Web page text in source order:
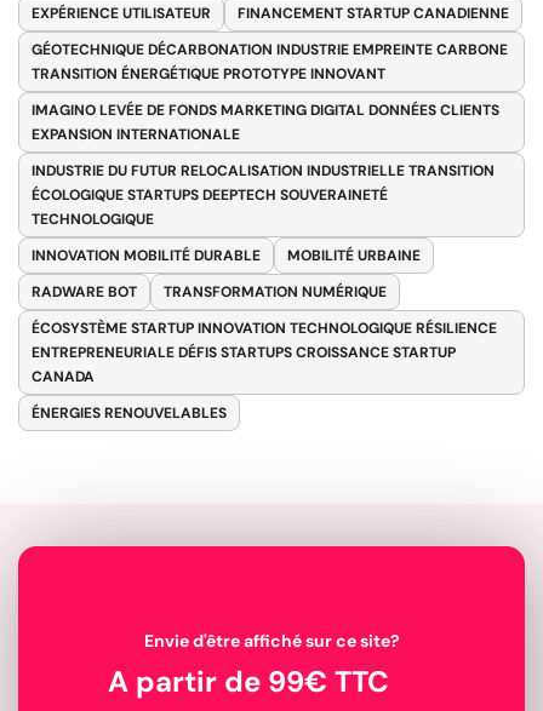
EXPÉRIENCE UTILISATEUR
FINANCEMENT STARTUP CANADIENNE
GÉOTECHNIQUE DÉCARBONATION INDUSTRIE EMPREINTE CARBONE
TRANSITION ÉNERGÉTIQUE PROTOTYPE INNOVANT
IMAGINO LEVÉE DE FONDS MARKETING DIGITAL DONNÉES CLIENTS
EXPANSION INTERNATIONALE
INDUSTRIE DU FUTUR RELOCALISATION INDUSTRIELLE TRANSITION
ÉCOLOGIQUE STARTUPS DEEPTECH SOUVERAINETÉ
TECHNOLOGIQUE
INNOVATION MOBILITÉ DURABLE
MOBILITÉ URBAINE
RADWARE BOT
TRANSFORMATION NUMÉRIQUE
ÉCOSYSTÈME STARTUP INNOVATION TECHNOLOGIQUE RÉSILIENCE
ENTREPRENEURIALE DÉFIS STARTUPS CROISSANCE STARTUP
CANADA
ÉNERGIES RENOUVELABLES
Envie d'être affiché sur ce site?
A partir de 99€ TTC